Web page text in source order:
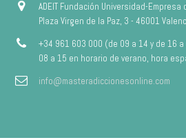
ADEIT Fundación Universidad-
Plaza Virgen de la Paz, 3 - 46001
+34 961 603 000 (de 09 a 14 y de 16
08 a 15 en horario de verano, hora
info@masteradiccionesonline.com